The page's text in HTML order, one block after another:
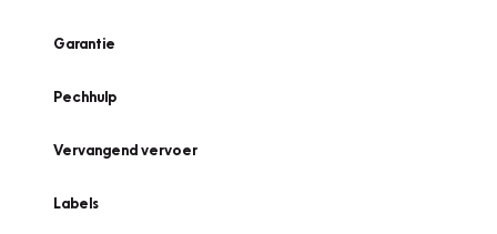
Garantie
Pechhulp
Vervangend vervoer
Labels